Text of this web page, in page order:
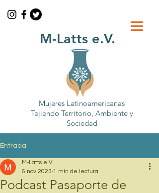
M-Latts e.V.
Mujeres Latinoamericanas
Tejiendo Territorio, Ambiente y
Sociedad
Entrada
Podcast Pasaporte de
M-Latts e.V.
6 nov 2023 1 min de lectura